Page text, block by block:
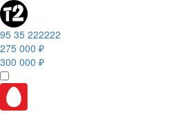
95 35 222222
275 000 ₽
300 000 ₽